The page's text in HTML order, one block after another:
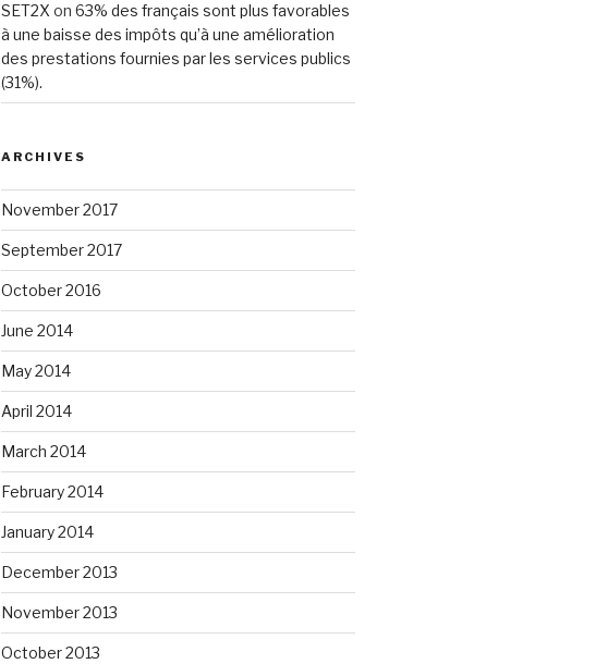
SET2X on 63% des français sont plus favorables
à une baisse des impôts qu’à une amélioration
des prestations fournies par les services publics
(31%).
ARCHIVES
November 2017
September 2017
October 2016
June 2014
May 2014
April 2014
March 2014
February 2014
January 2014
December 2013
November 2013
October 2013